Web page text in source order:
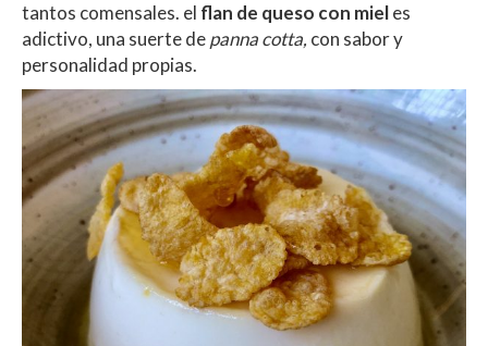
tantos comensales. el flan de queso con mieles
adictivo, una suerte depanna cotta, con sabor y
personalidad propias.